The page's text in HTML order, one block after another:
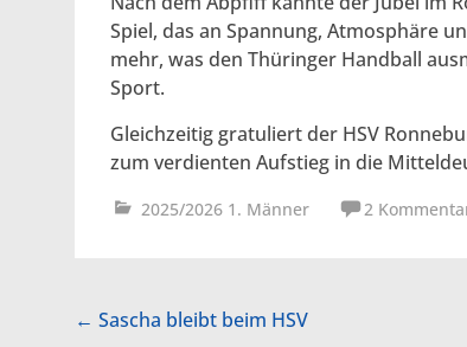
Spiel, das an Spannung, Atmosphäre
mehr, was den Thüringer Handball
Sport.
Gleichzeitig gratuliert der HSV
zum verdienten Aufstieg in die
2025/2026 1. Männer 2
Beitragsnavigation
← Sascha bleibt beim HSV